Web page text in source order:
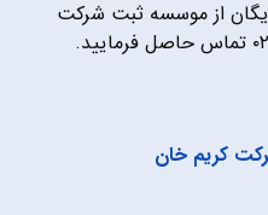
از موسسه ثبت شرکت
کریم خان